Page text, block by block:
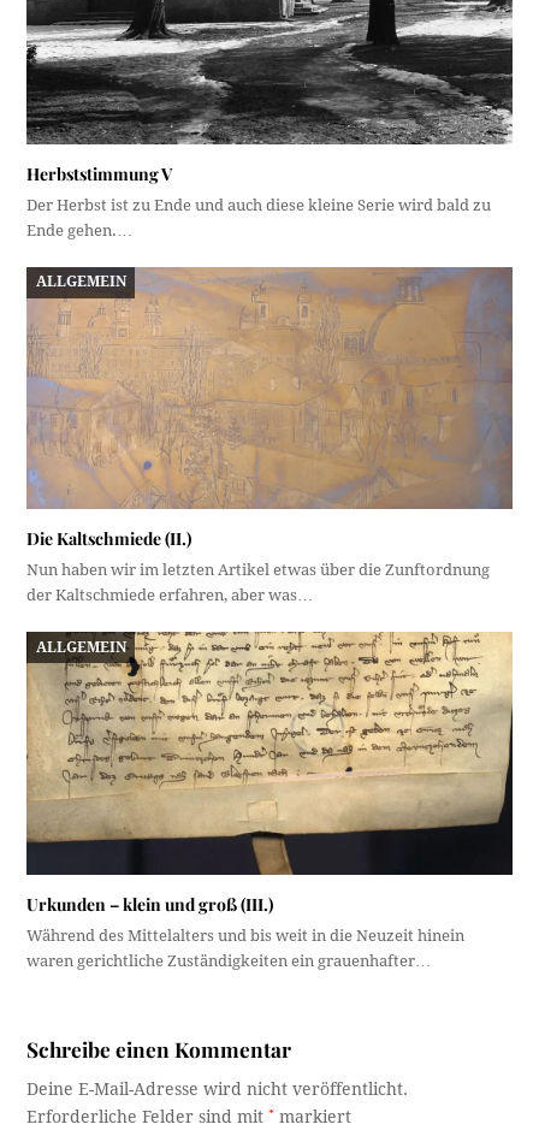
Herbststimmung V
Der Herbst ist zu Ende und auch diese kleine Serie wird bald zu
Ende gehen.…
ALLGEMEIN
Die Kaltschmiede (II.)
Nun haben wir im letzten Artikel etwas über die Zunftordnung
der Kaltschmiede erfahren, aber was…
ALLGEMEIN
Urkunden – klein und groß (III.)
Während des Mittelalters und bis weit in die Neuzeit hinein
waren gerichtliche Zuständigkeiten ein grauenhafter…
Schreibe einen Kommentar
Deine E-Mail-Adresse wird nicht veröffentlicht.
Erforderliche Felder sind mit* markiert